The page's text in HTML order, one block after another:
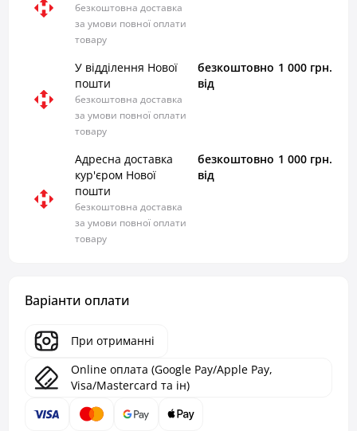
безкоштовна доставка
за умови повної оплати
товару
У відділення Нової
пошти
безкоштовна доставка
за умови повної оплати
товару
безкоштовно
від
1 000 грн.
Адресна доставка
кур'єром Нової
пошти
безкоштовна доставка
за умови повної оплати
товару
безкоштовно
від
1 000 грн.
Варіанти оплати
При отриманні
Online оплата (Google Pay/Apple Pay,
Visa/Mastercard та ін)